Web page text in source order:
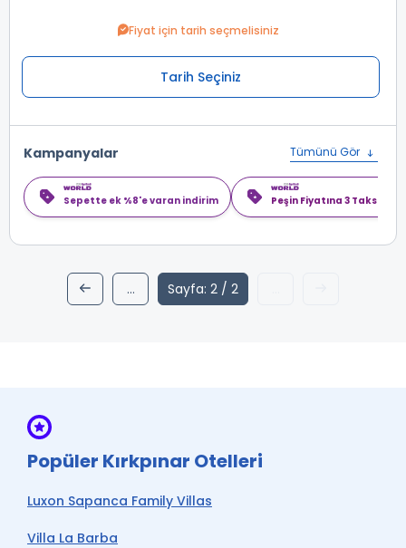
Fiyat için tarih seçmelisiniz
Tarih Seçiniz
Kampanyalar Tümünü Gör
Sepette ek %8'e varan indirim Peşin Fiyatına 3 Taksit
... Sayfa: 2 / 2
Popüler Kırkpınar Otelleri
Luxon Sapanca Family Villas
Villa La Barba